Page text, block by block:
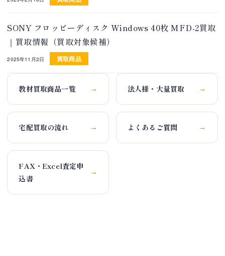
SONY フロッピーディスク Windows 40枚 MFD-2買取
｜買取情報（買取対象候補）
2025年11月2日 買取商品
教材買取商品一覧 → 法人様・大量買取 →
宅配買取の流れ → よくあるご質問 →
FAX・Excel査定申
込書
→